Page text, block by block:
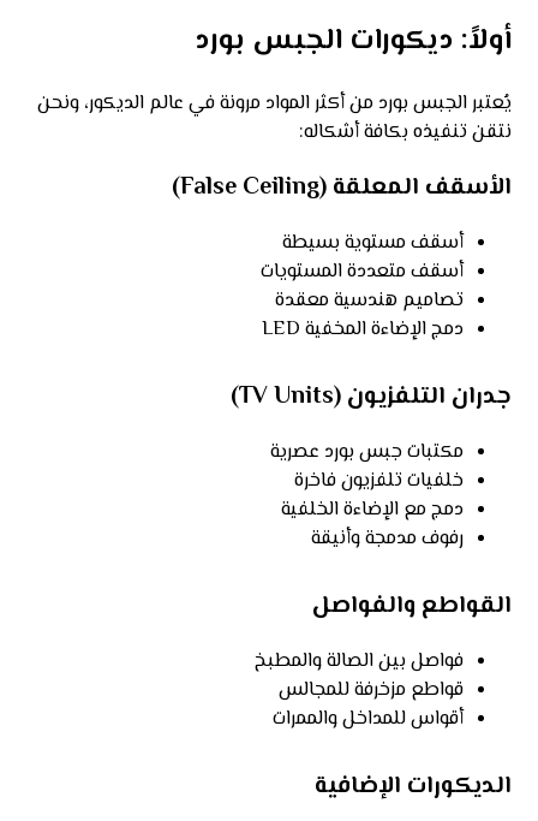
أولاً: ديكورات الجبس بورد
يُعتبر الجبس بورد من أكثر المواد مرونة في عالم الديكور، ونحن
نتقن تنفيذه بكافة أشكاله:
الأسقف المعلقة (False Ceiling)
أسقف مستوية بسيطة
أسقف متعددة المستويات
تصاميم هندسية معقدة
دمج الإضاءة المخفية LED
جدران التلفزيون (TV Units)
مكتبات جبس بورد عصرية
خلفيات تلفزيون فاخرة
دمج مع الإضاءة الخلفية
رفوف مدمجة وأنيقة
القواطع والفواصل
فواصل بين الصالة والمطبخ
قواطع مزخرفة للمجالس
أقواس للمداخل والممرات
الديكورات الإضافية